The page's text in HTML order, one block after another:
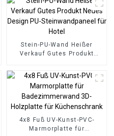
Stein-PU-Wand Heißer
Verkauf Gutes Produkt
Steinwandpaneel für Hotel
4x8 Fuß UV-Kunst-PVC-
Marmorplatte für